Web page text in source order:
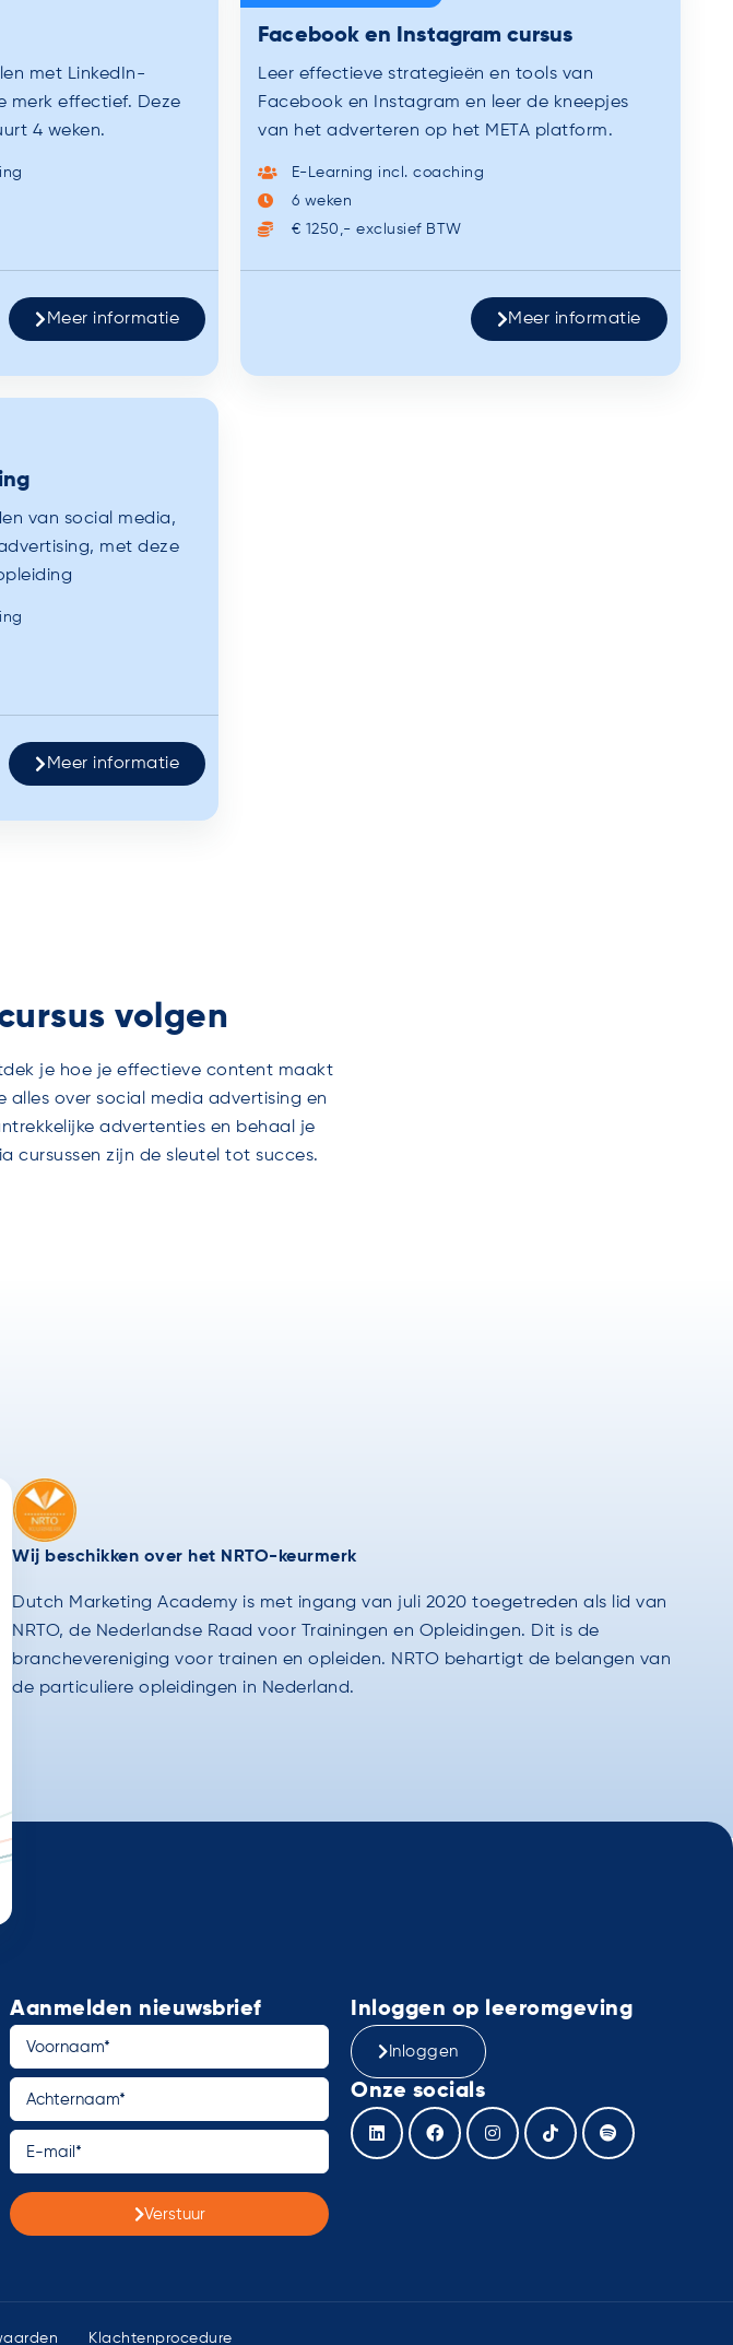
met LinkedIn-
merk effectief. Deze
4 weken.
Meer informatie
Facebook en Instagram cursus
Leer effectieve strategieën en tools van
Facebook en Instagram en leer de kneepjes
van het adverteren op het META platform.
E-Learning incl. coaching
6 weken
€ 1250,- exclusief BTW
Meer informatie
van social media,
met deze
Meer informatie
volgen
je hoe je effectieve content maakt
over social media advertising en
advertenties en behaal je
cursussen zijn de sleutel tot succes.
Wij beschikken over het NRTO-keurmerk
Dutch Marketing Academy is met ingang van juli 2020 toegetreden als lid van
NRTO, de Nederlandse Raad voor Trainingen en Opleidingen. Dit is de
branchevereniging voor trainen en opleiden. NRTO behartigt de belangen van
de particuliere opleidingen in Nederland.
Aanmelden nieuwsbrief
Verstuur
Inloggen op leeromgeving
Inloggen
Onze socials
Klachtenprocedure